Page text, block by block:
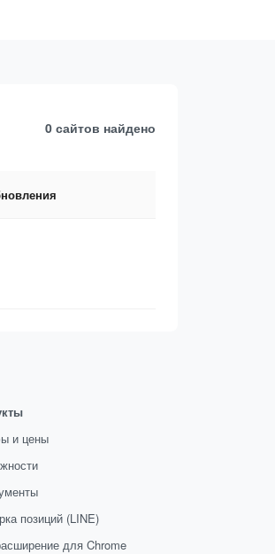
0 сайтов найдено
и цены
позиций (LINE)
для Chrome